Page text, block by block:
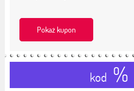
Pokaż kupon
kod %